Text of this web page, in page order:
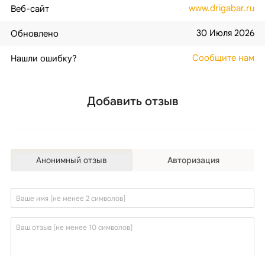
Веб-сайт www.drigabar.ru
Обновлено 30 Июля 2026
Нашли ошибку? Сообщите нам
Добавить отзыв
Анонимный отзыв Авторизация